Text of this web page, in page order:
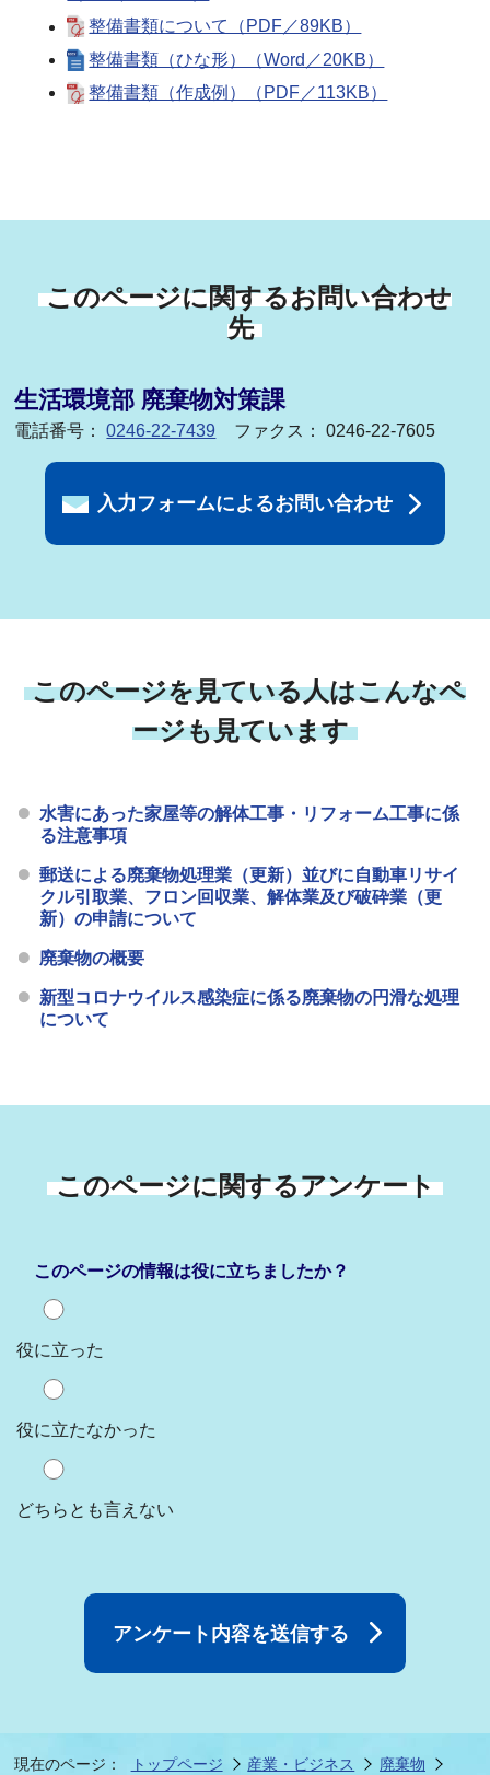
整備書類について（PDF／89KB）
整備書類（ひな形）（Word／20KB）
整備書類（作成例）（PDF／113KB）
このページに関するお問い合わせ
先
生活環境部 廃棄物対策課
電話番号：0246-22-7439 ファクス： 0246-22-7605
入力フォームによるお問い合わせ
このページを見ている人はこんなペ
ージも見ています
水害にあった家屋等の解体工事・リフォーム工事に係
る注意事項
郵送による廃棄物処理業（更新）並びに自動車リサイ
クル引取業、フロン回収業、解体業及び破砕業（更
新）の申請について
廃棄物の概要
新型コロナウイルス感染症に係る廃棄物の円滑な処理
について
このページに関するアンケート
このページの情報は役に立ちましたか？
役に立った
役に立たなかった
どちらとも言えない
現在のページ： トップページ 産業・ビジネス
廃棄物